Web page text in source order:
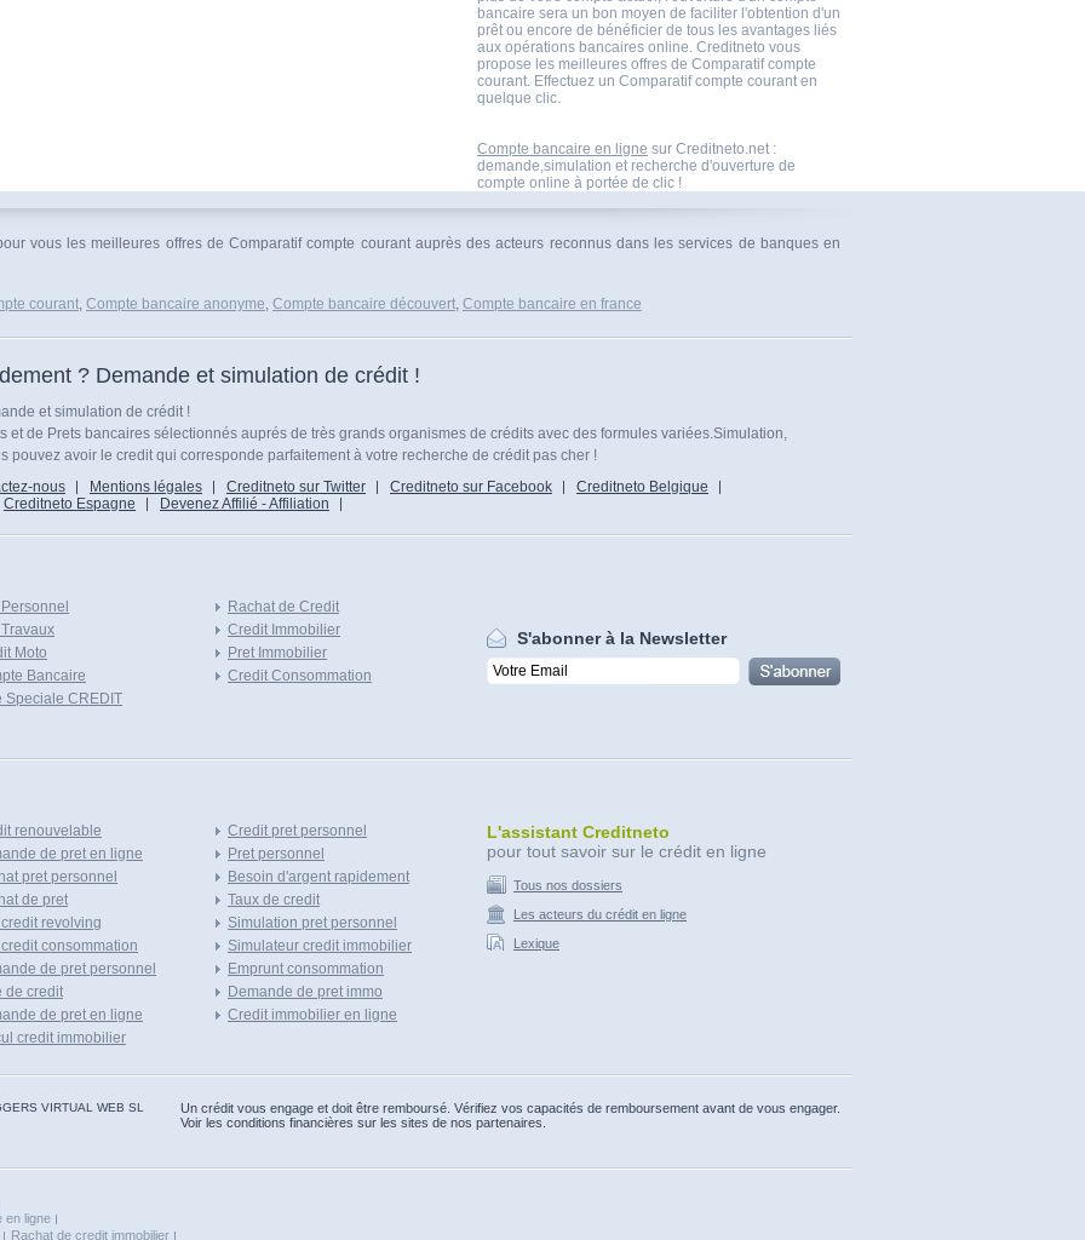
bancaire sera un bon moyen de faciliter l'obtention d'un
prêt ou encore de bénéficier de tous les avantages liés
aux opérations bancaires online. Creditneto vous
propose les meilleures offres de Comparatif compte
courant. Effectuez un Comparatif compte courant en
quelque clic.
Compte bancaire en ligne sur Creditneto.net :
demande,simulation et recherche d'ouverture de
compte online à portée de clic !
vous les meilleures offres de Comparatif compte courant auprès des acteurs reconnus dans les services de banques en
courant, Compte bancaire anonyme, Compte bancaire découvert, Compte bancaire en france
? Demande et simulation de crédit !
et simulation de crédit !
et de Prets bancaires sélectionnés auprés de très grands organismes de crédits avec des formules variées.Simulation,
pouvez avoir le credit qui corresponde parfaitement à votre recherche de crédit pas cher !
nous Mentions légales Creditneto sur Twitter Creditneto sur Facebook
Creditneto Belgique
Creditneto Espagne Devenez Affilié - Affiliation
Travaux
Moto
Bancaire
Speciale CREDIT
Rachat de Credit
Credit Immobilier
Pret Immobilier
Credit Consommation
S'abonner à la Newsletter
renouvelable
de pret en ligne
pret personnel
de pret
credit revolving
credit consommation
de pret personnel
de credit
de pret en ligne
credit immobilier
Credit pret personnel
Pret personnel
Besoin d'argent rapidement
Taux de credit
Simulation pret personnel
Simulateur credit immobilier
Emprunt consommation
Demande de pret immo
Credit immobilier en ligne
L'assistant Creditneto
pour tout savoir sur le crédit en ligne
Tous nos dossiers
Les acteurs du crédit en ligne
Lexique
VIRTUAL WEB SL
Un crédit vous engage et doit être remboursé. Vérifiez vos capacités de remboursement avant de vous engager.
Voir les conditions financières sur les sites de nos partenaires.
en ligne
Rachat de credit immobilier